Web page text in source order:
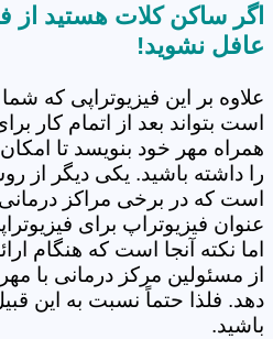
اگر ساکن کلات هستید از
عافل نشوید!
علاوه بر این فیزیوتراپی که
است بتواند بعد از اتمام کار
همراه مهر خود بنویسد تا
را داشته باشید. یکی دیگر از
است که در برخی مراکز
عنوان فیزیوتراپ برای
اما نکته آنجا است که هنگام
از مسئولین مرکز درمانی با
دهد. فلذا حتماً نسبت به این
باشید.